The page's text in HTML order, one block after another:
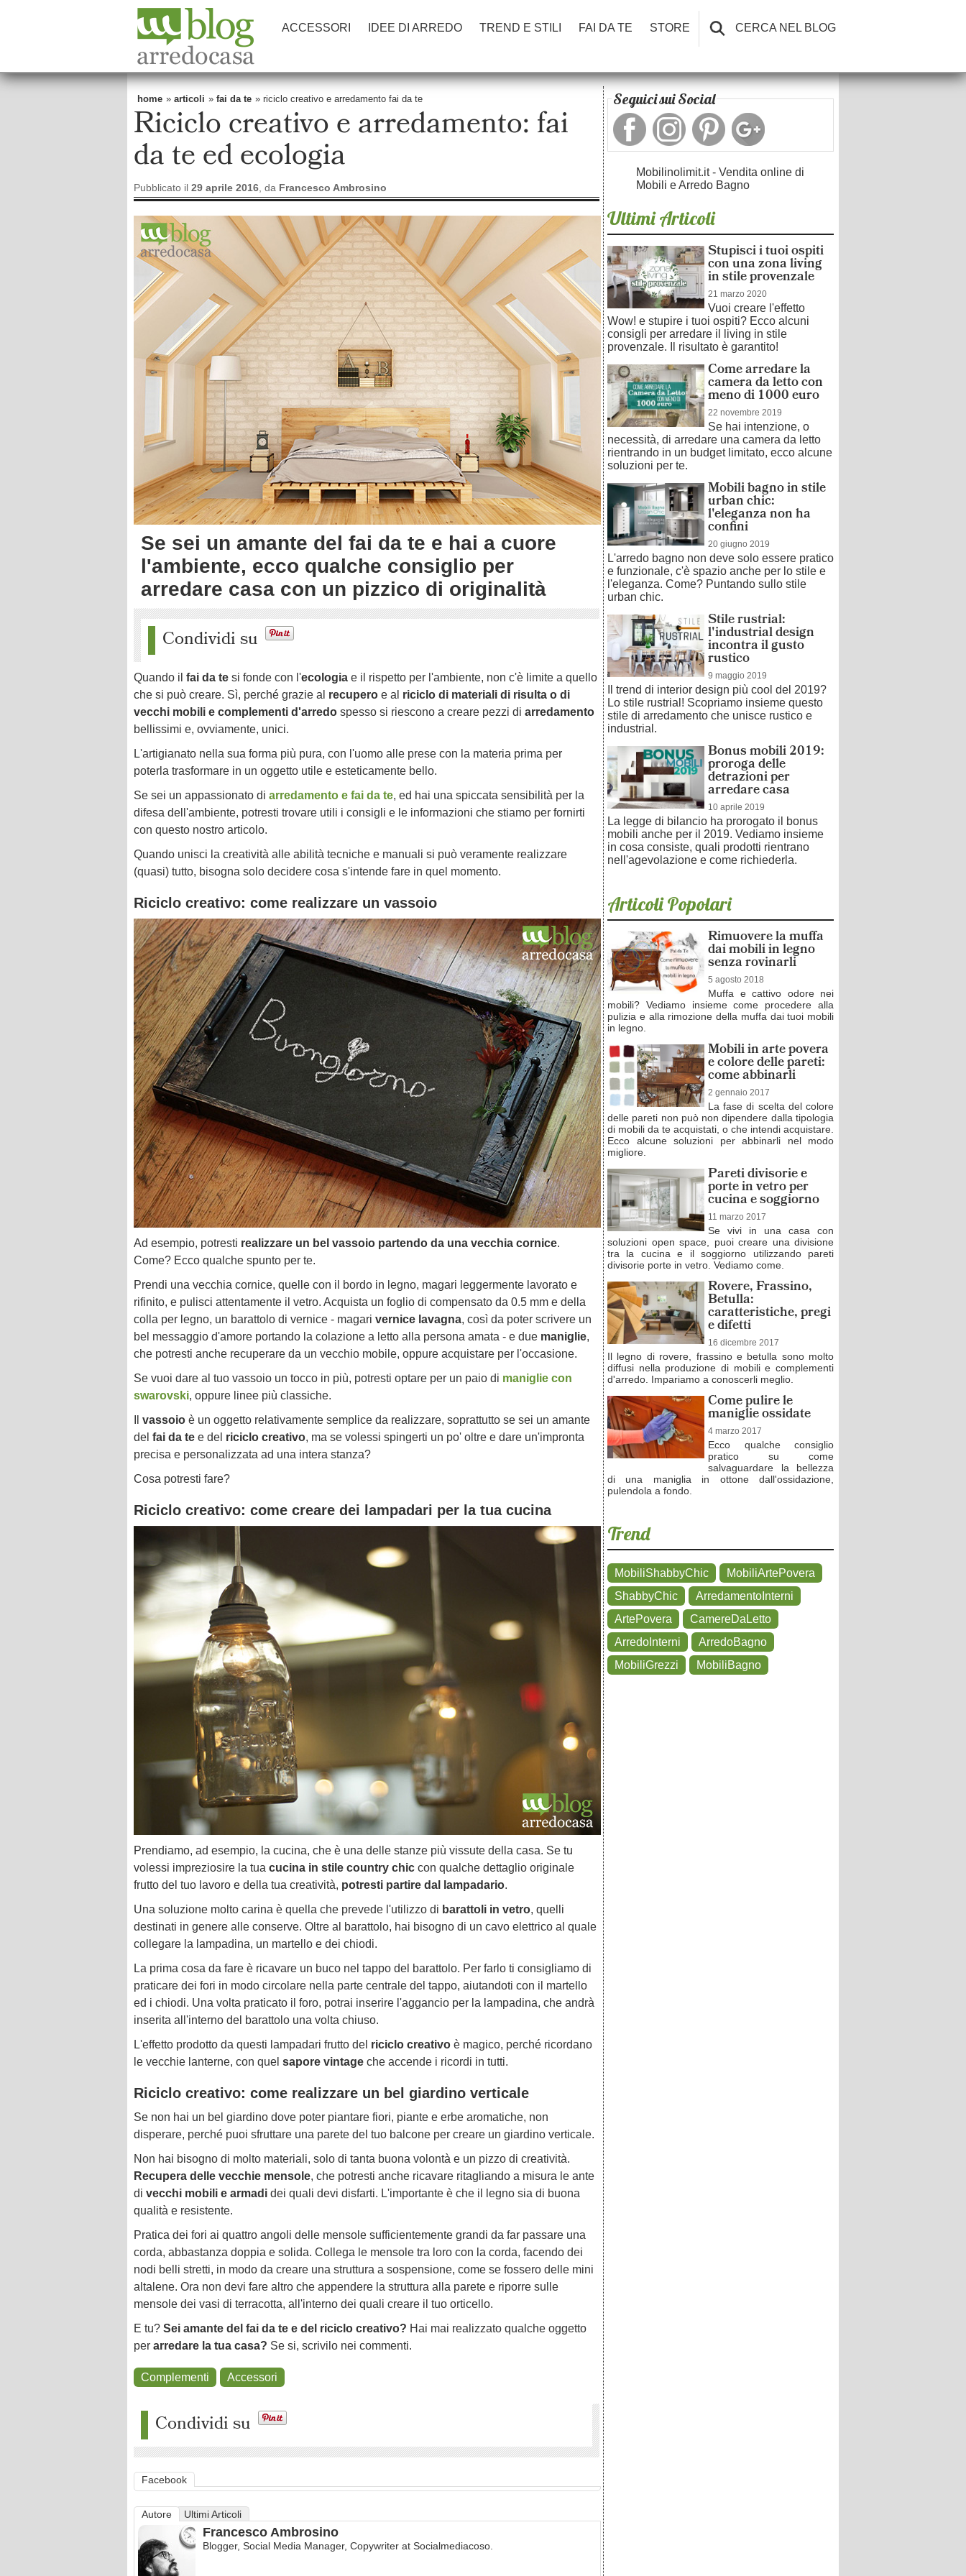
ACCESSORI IDEE DI ARREDO TREND E STILI FAI DA TE STORE CERCA NEL BLOG
home » articoli » fai da te » riciclo creativo e arredamento fai da te
Riciclo creativo e arredamento: fai
da te ed ecologia
Pubblicato il 29 aprile 2016 , da Francesco Ambrosino
Se sei un amante del fai da te e hai a cuore
l'ambiente, ecco qualche consiglio per
arredare casa con un pizzico di originalità
Condividi su
Quando il fai da te si fonde con l'ecologia e il rispetto per l'ambiente, non c'è limite a quello
che si può creare. Sì, perché grazie al recupero e al riciclo di materiali di risulta o di
vecchi mobili e complementi d'arredo spesso si riescono a creare pezzi di arredamento
bellissimi e, ovviamente, unici.
L'artigianato nella sua forma più pura, con l'uomo alle prese con la materia prima per
poterla trasformare in un oggetto utile e esteticamente bello.
Se sei un appassionato di arredamento e fai da te, ed hai una spiccata sensibilità per la
difesa dell'ambiente, potresti trovare utili i consigli e le informazioni che stiamo per fornirti
con questo nostro articolo.
Quando unisci la creatività alle abilità tecniche e manuali si può veramente realizzare
(quasi) tutto, bisogna solo decidere cosa s'intende fare in quel momento.
Riciclo creativo: come realizzare un vassoio
Ad esempio, potresti realizzare un bel vassoio partendo da una vecchia cornice.
Come? Ecco qualche spunto per te.
Prendi una vecchia cornice, quelle con il bordo in legno, magari leggermente lavorato e
rifinito, e pulisci attentamente il vetro. Acquista un foglio di compensato da 0.5 mm e della
colla per legno, un barattolo di vernice - magari vernice lavagna, così da poter scrivere un
bel messaggio d'amore portando la colazione a letto alla persona amata - e due maniglie,
che potresti anche recuperare da un vecchio mobile, oppure acquistare per l'occasione.
Se vuoi dare al tuo vassoio un tocco in più, potresti optare per un paio di maniglie con
swarovski, oppure linee più classiche.
vassoio è un oggetto relativamente semplice da realizzare, soprattutto se sei un amante
del fai da te e del riciclo creativo, ma se volessi spingerti un po' oltre e dare un'impronta
precisa e personalizzata ad una intera stanza?
Cosa potresti fare?
Riciclo creativo: come creare dei lampadari per la tua cucina
Prendiamo, ad esempio, la cucina, che è una delle stanze più vissute della casa. Se tu
volessi impreziosire la tua cucina in stile country chic con qualche dettaglio originale
frutto del tuo lavoro e della tua creatività, potresti partire dal lampadario.
Una soluzione molto carina è quella che prevede l'utilizzo di barattoli in vetro, quelli
destinati in genere alle conserve. Oltre al barattolo, hai bisogno di un cavo elettrico al quale
collegare la lampadina, un martello e dei chiodi.
La prima cosa da fare è ricavare un buco nel tappo del barattolo. Per farlo ti consigliamo di
praticare dei fori in modo circolare nella parte centrale del tappo, aiutandoti con il martello
ed i chiodi. Una volta praticato il foro, potrai inserire l'aggancio per la lampadina, che andrà
inserita all'interno del barattolo una volta chiuso.
L'effetto prodotto da questi lampadari frutto del riciclo creativo è magico, perché ricordano
le vecchie lanterne, con quel sapore vintage che accende i ricordi in tutti.
Riciclo creativo: come realizzare un bel giardino verticale
Se non hai un bel giardino dove poter piantare fiori, piante e erbe aromatiche, non
disperare, perché puoi sfruttare una parete del tuo balcone per creare un giardino verticale.
Non hai bisogno di molto materiali, solo di tanta buona volontà e un pizzo di creatività.
Recupera delle vecchie mensole, che potresti anche ricavare ritagliando a misura le ante
di vecchi mobili e armadi dei quali devi disfarti. L'importante è che il legno sia di buona
qualità e resistente.
Pratica dei fori ai quattro angoli delle mensole sufficientemente grandi da far passare una
corda, abbastanza doppia e solida. Collega le mensole tra loro con la corda, facendo dei
nodi belli stretti, in modo da creare una struttura a sospensione, come se fossero delle mini
altalene. Ora non devi fare altro che appendere la struttura alla parete e riporre sulle
mensole dei vasi di terracotta, all'interno dei quali creare il tuo orticello.
E tu? Sei amante del fai da te e del riciclo creativo? Hai mai realizzato qualche oggetto
per arredare la tua casa? Se si, scrivilo nei commenti.
Complementi Accessori
Condividi su
Facebook
Autore Ultimi Articoli
Francesco Ambrosino
Blogger, Social Media Manager, Copywriter at Socialmediacoso.
Seguici sui Social
Mobilinolimit.it - Vendita online di
Mobili e Arredo Bagno
Ultimi Articoli
Stupisci i tuoi ospiti
con una zona living
in stile provenzale
21 marzo 2020
Vuoi creare l'effetto
Wow! e stupire i tuoi ospiti? Ecco alcuni
consigli per arredare il living in stile
provenzale. Il risultato è garantito!
Come arredare la
camera da letto con
meno di 1000 euro
22 novembre 2019
Se hai intenzione, o
necessità, di arredare una camera da letto
rientrando in un budget limitato, ecco alcune
soluzioni per te.
Mobili bagno in stile
urban chic:
l'eleganza non ha
confini
20 giugno 2019
L'arredo bagno non deve solo essere pratico
e funzionale, c'è spazio anche per lo stile e
l'eleganza. Come? Puntando sullo stile
urban chic.
Stile rustrial:
l'industrial design
incontra il gusto
rustico
9 maggio 2019
Il trend di interior design più cool del 2019?
Lo stile rustrial! Scopriamo insieme questo
stile di arredamento che unisce rustico e
industrial.
Bonus mobili 2019:
proroga delle
detrazioni per
arredare casa
10 aprile 2019
La legge di bilancio ha prorogato il bonus
mobili anche per il 2019. Vediamo insieme
in cosa consiste, quali prodotti rientrano
nell'agevolazione e come richiederla.
Articoli Popolari
Rimuovere la muffa
dai mobili in legno
senza rovinarli
5 agosto 2018
Muffa e cattivo odore nei
mobili? Vediamo insieme come procedere alla
pulizia e alla rimozione della muffa dai tuoi mobili
in legno.
Mobili in arte povera
e colore delle pareti:
come abbinarli
2 gennaio 2017
La fase di scelta del colore
delle pareti non può non dipendere dalla tipologia
di mobili da te acquistati, o che intendi acquistare.
Ecco alcune soluzioni per abbinarli nel modo
migliore.
Pareti divisorie e
porte in vetro per
cucina e soggiorno
11 marzo 2017
Se vivi in una casa con
soluzioni open space, puoi creare una divisione
tra la cucina e il soggiorno utilizzando pareti
divisorie porte in vetro. Vediamo come.
Rovere, Frassino,
Betulla:
caratteristiche, pregi
e difetti
16 dicembre 2017
Il legno di rovere, frassino e betulla sono molto
diffusi nella produzione di mobili e complementi
d'arredo. Impariamo a conoscerli meglio.
Come pulire le
maniglie ossidate
4 marzo 2017
Ecco qualche consiglio
pratico su come
salvaguardare la bellezza
di una maniglia in ottone dall'ossidazione,
pulendola a fondo.
Trend
MobiliShabbyChic
MobiliArtePovera
ShabbyChic
ArredamentoInterni
ArtePovera
CamereDaLetto
ArredoInterni
ArredoBagno
MobiliGrezzi
MobiliBagno